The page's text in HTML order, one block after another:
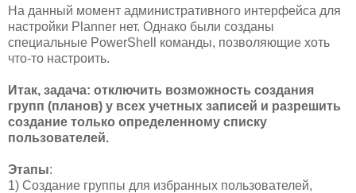
На данный момент административного интерфейса для
настройки Planner нет. Однако были созданы
специальные PowerShell команды, позволяющие хоть
что-то настроить.
Итак, задача: отключить возможность создания
групп (планов) у всех учетных записей и разрешить
создание только определенному списку
пользователей.
Этапы:
1) Создание группы для избранных пользователей,